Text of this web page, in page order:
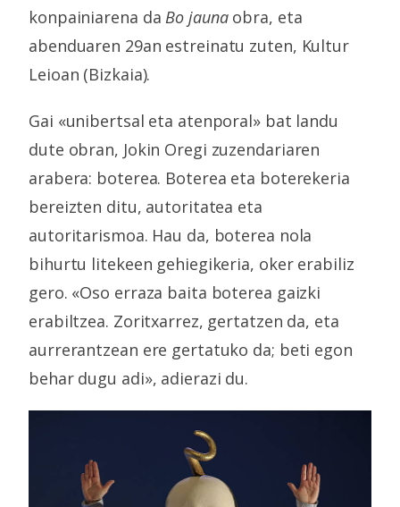
konpainiarena daBo jaunaobra, eta
abenduaren 29an estreinatu zuten, Kultur
Leioan (Bizkaia).
Gai «unibertsal eta atenporal» bat landu
dute obran, Jokin Oregi zuzendariaren
arabera: boterea. Boterea eta boterekeria
bereizten ditu, autoritatea eta
autoritarismoa. Hau da, boterea nola
bihurtu litekeen gehiegikeria, oker erabiliz
gero. «Oso erraza baita boterea gaizki
erabiltzea. Zoritxarrez, gertatzen da, eta
aurrerantzean ere gertatuko da; beti egon
behar dugu adi», adierazi du.